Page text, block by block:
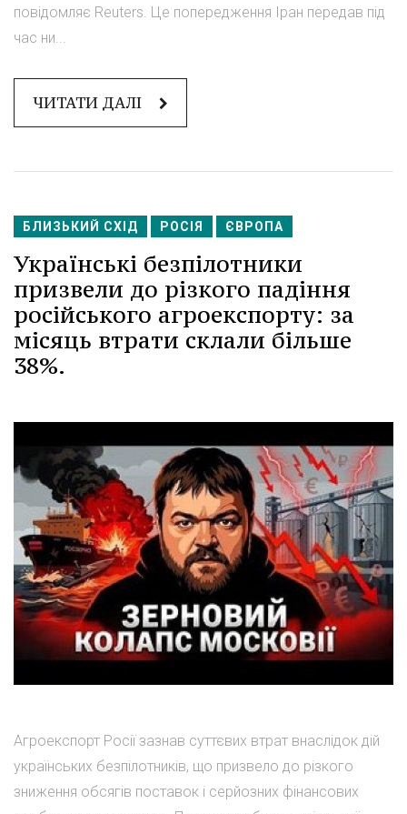
повідомляє Reuters. Це попередження Іран передав під
час ни...
ЧИТАТИ ДАЛІ
БЛИЗЬКИЙ СХІД РОСІЯ ЄВРОПА
Українські безпілотники
призвели до різкого падіння
російського агроекспорту: за
місяць втрати склали більше
38%.
Агроекспорт Росії зазнав суттєвих втрат внаслідок дій
українських безпілотників, що призвело до різкого
зниження обсягів поставок і серйозних фінансових